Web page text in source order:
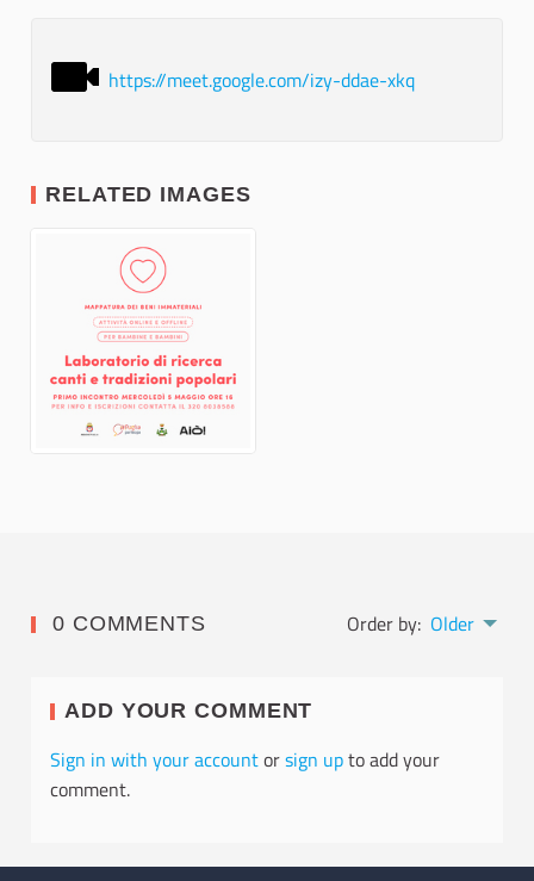
https://meet.google.com/izy-ddae-xkq
RELATED IMAGES
0 COMMENTS Order by: Older
ADD YOUR COMMENT
Sign in with your accountorsign upto add your
comment.